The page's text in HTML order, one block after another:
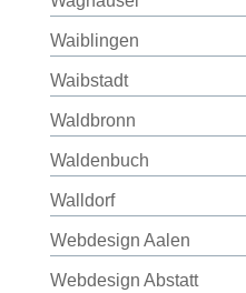
Waiblingen
Waibstadt
Waldbronn
Waldenbuch
Walldorf
Webdesign Aalen
Webdesign Abstatt